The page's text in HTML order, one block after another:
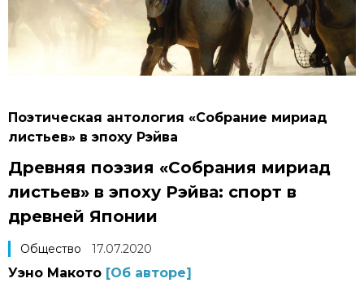
Français
Español
Факты о Японии
Путеводитель по Японии
Фото/Видео
Разделы
Люди
Популярные статьи
Поэтическая антология «Собрание мириад
листьев» в эпоху Рэйва
Древняя поэзия «Собрания мириад
листьев» в эпоху Рэйва: спорт в
древней Японии
Общество 17.07.2020
Уэно Макото [Об авторе]